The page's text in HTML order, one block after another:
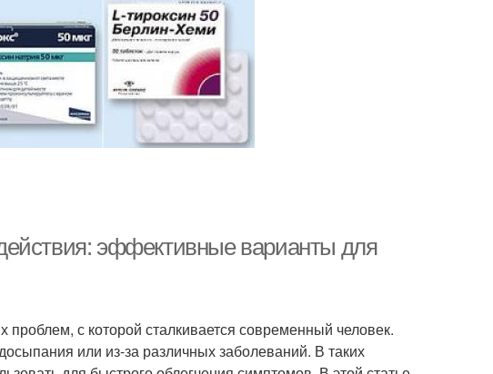
эффективные варианты для
с которой сталкивается современный человек.
или из-за различных заболеваний. В таких